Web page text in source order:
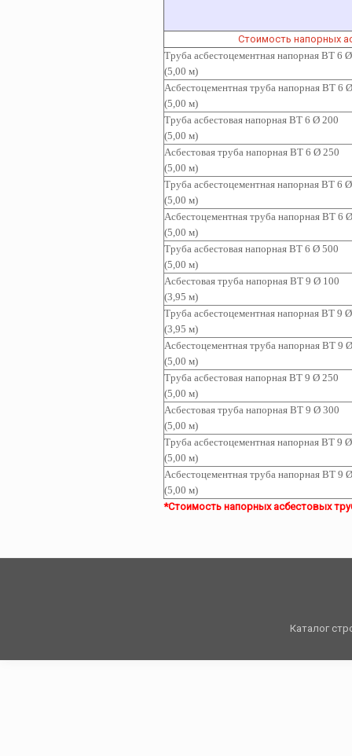
Стоимость напорных
Труба асбестоцементная напорная ВТ 6
(5,00 м)
Асбестоцементная труба напорная ВТ 6
(5,00 м)
Труба асбестовая напорная ВТ 6 Ø 200
(5,00 м)
Асбестовая труба напорная ВТ 6 Ø 250
(5,00 м)
Труба асбестоцементнаянапорная ВТ 6
(5,00 м)
Асбестоцементная труба напорная ВТ 6
(5,00 м)
Труба асбестовая напорная ВТ 6 Ø 500
(5,00 м)
Асбестовая трубанапорная ВТ 9 Ø 100
(3,95 м)
Труба асбестоцементнаянапорная ВТ 9
(3,95 м)
Асбестоцементная труба напорная ВТ 9
(5,00 м)
Труба асбестовая напорная ВТ 9 Ø 250
(5,00 м)
Асбестовая трубанапорная ВТ 9 Ø 300
(5,00 м)
Труба асбестоцементнаянапорная ВТ 9
(5,00 м)
Асбестоцементная труба напорная ВТ 9
(5,00 м)
*Стоимость напорных асбестовых
Каталог